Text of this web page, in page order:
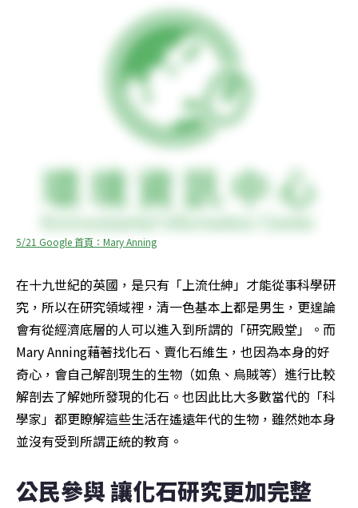
5/21 Google 首頁：Mary Anning
在十九世紀的英國，是只有「上流仕紳」才能從事科學研
究，所以在研究領域裡，清一色基本上都是男生，更遑論
會有從經濟底層的人可以進入到所謂的「研究殿堂」。而
Mary Anning藉著找化石、賣化石維生，也因為本身的好
奇心，會自己解剖現生的生物（如魚、烏賊等）進行比較
解剖去了解她所發現的化石。也因此比大多數當代的「科
學家」都更瞭解這些生活在遙遠年代的生物，雖然她本身
並沒有受到所謂正統的教育。
公民參與 讓化石研究更加完整